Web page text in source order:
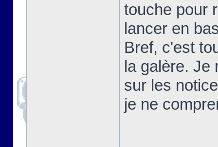
touche pour
lancer en
Bref, c'est
la galère. Je
sur les
je ne